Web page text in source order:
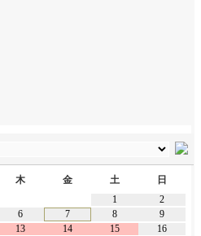
木 金 土
日
1
2
6 7 8
9
13 14 15
16